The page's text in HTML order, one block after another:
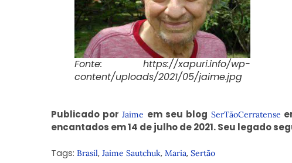
Fonte: https://xapuri.info/wp-
content/uploads/2021/05/jaime.jpg
Publicado porJaime em seu blog SerTãoCerratense
encantados em 14 de julho de 2021. Seu legado
Tags: Brasil, Jaime Sautchuk, Maria, Sertão